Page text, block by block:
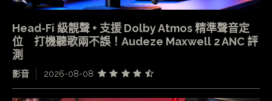
Head-Fi 級靚聲 + 支援 Dolby Atmos 精準聲音定
位 打機聽歌兩不誤！Audeze Maxwell 2 ANC 評
測
影音 2026-08-08